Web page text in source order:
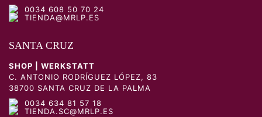
0034 608 50 70 24
TIENDA@MRLP.ES
SANTA CRUZ
SHOP | WERKSTATT
C. ANTONIO RODRÍGUEZ LÓPEZ, 83
38700 SANTA CRUZ DE LA PALMA
0034 634 81 57 18
TIENDA.SC@MRLP.ES